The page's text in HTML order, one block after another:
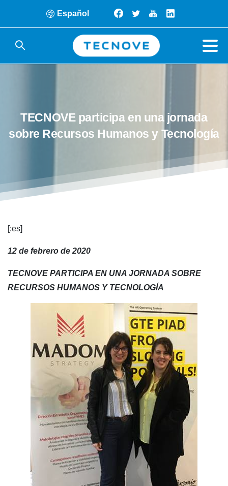
Español
TECNOVE participa en una jornada
sobre Recursos Humanos y Tecnología
[:es]
12 de febrero de 2020
TECNOVE PARTICIPA EN UNA JORNADA SOBRE
RECURSOS HUMANOS Y TECNOLOGÍA